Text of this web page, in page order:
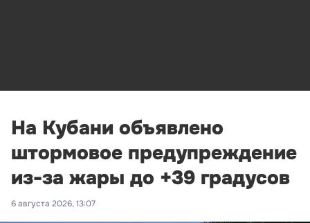
На Кубани объявлено
штормовое предупреждение
из-за жары до +39 градусов
6 августа 2026, 13:07